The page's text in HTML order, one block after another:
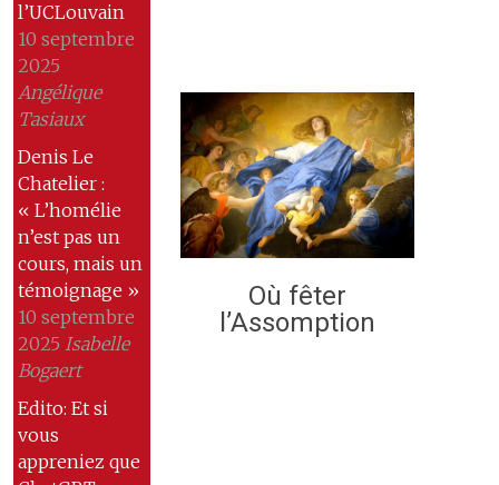
l’UCLouvain
10 septembre
2025
Angélique
Tasiaux
Denis Le
Chatelier :
« L’homélie
n’est pas un
cours, mais un
témoignage »
10 septembre
2025 Isabelle
Bogaert
Edito: Et si
vous
appreniez que
Où fêter
l’Assomption